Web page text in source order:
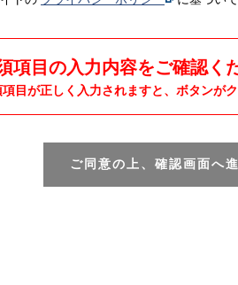
項目の入力内容をご確認く
項目が正しく入力されますと、ボタンが
ご同意の上、確認画面へ